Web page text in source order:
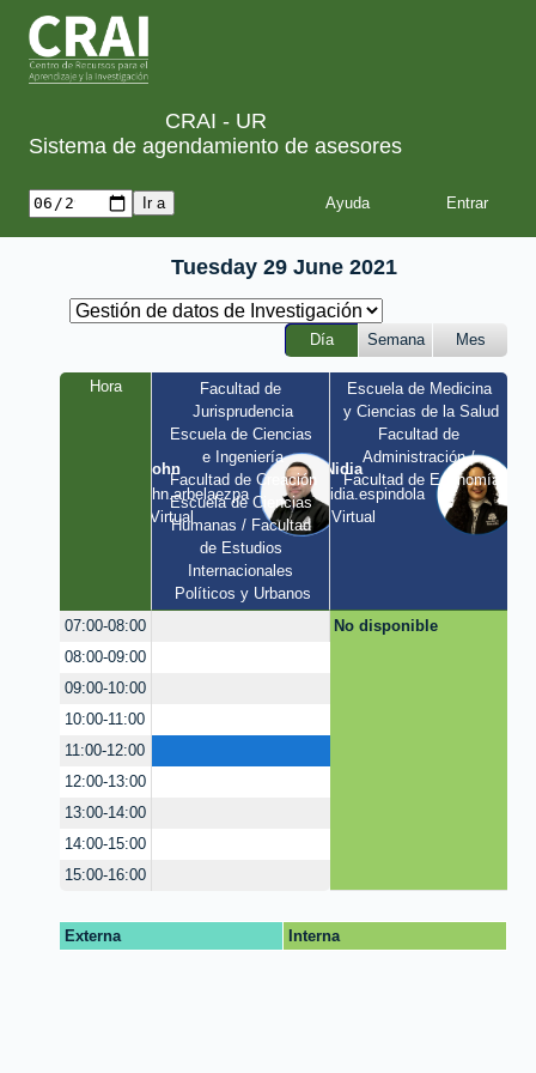
CRAI - UR
Sistema de agendamiento de asesores
Ayuda
Tuesday 29 June 2021
Día Semana Mes
Hora
John
john.arbelaezpa
/ Virtual
Facultad de
Jurisprudencia
Escuela de Ciencias
e Ingeniería
Facultad de Creación
Escuela de Ciencias
Humanas / Facultad
de Estudios
Internacionales
Políticos y Urbanos
Nidia
nidia.espindola
/ Virtual
Escuela de Medicina
y Ciencias de la Salud
Facultad de
Administración /
Facultad de Economía
07:00-08:00
No disponible
08:00-09:00
09:00-10:00
10:00-11:00
11:00-12:00
12:00-13:00
13:00-14:00
14:00-15:00
15:00-16:00
Externa Interna